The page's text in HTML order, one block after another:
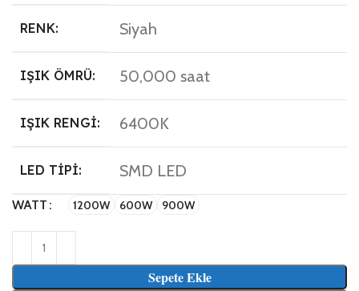
RENK: Siyah
IŞIK ÖMRÜ: 50,000 saat
IŞIK RENGI: 6400K
LED TIPI: SMD LED
WATT 1200W 600W 900W
Sepete Ekle